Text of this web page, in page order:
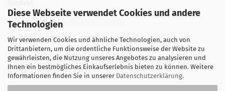
Diese Webseite verwendet Cookies und andere
Technologien
Wir verwenden Cookies und ähnliche Technologien, auch von
Drittanbietern, um die ordentliche Funktionsweise der Website zu
gewährleisten, die Nutzung unseres Angebotes zu analysieren und
Ihnen ein bestmögliches Einkaufserlebnis bieten zu können. Weitere
Informationen finden Sie in unserer Datenschutzerklärung.
Wir sind für Sie wie folgt erreichbar:
Montag bis Donnerstag von 9 bis 16 Uhr
Telefon: 02445-8517300
Email: office@eosgroup.de